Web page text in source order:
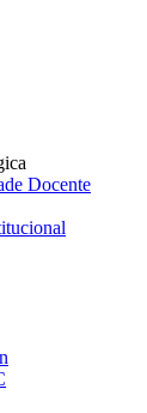
Docente